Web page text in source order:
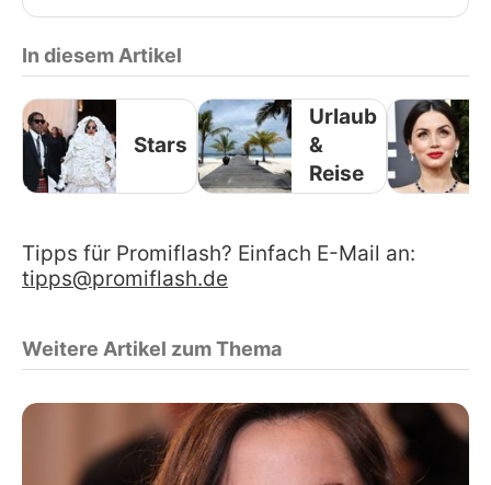
In diesem Artikel
Stars
Urlaub
&
Reise
Tipps für Promiflash? Einfach E-Mail an:
tipps@promiflash.de
Weitere Artikel zum Thema